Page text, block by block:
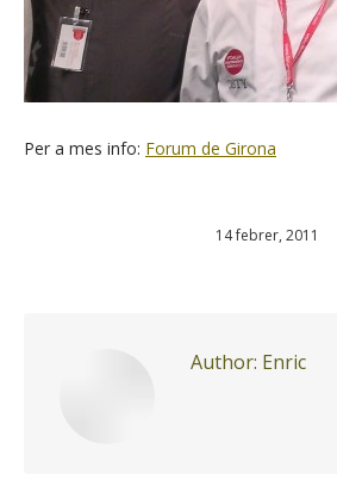
Per a mes info: Forum de Girona
14 febrer, 2011
Author: Enric